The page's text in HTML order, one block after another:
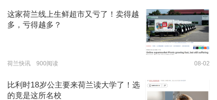
这家荷兰线上生鲜超市又亏了！卖得越
多，亏得越多？
荷兰快讯 900阅读 08-02
比利时18岁公主要来荷兰读大学了！选
的竟是这所名校